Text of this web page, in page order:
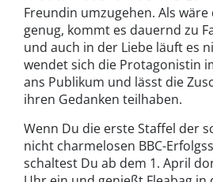
Freundin umzugehen. Als
genug, kommt es dauernd zu
und auch in der Liebe läuft es
wendet sich die Protagonistin
ans Publikum und lässt die
ihren Gedanken teilhaben.
Wenn Du die erste Staffel der
nicht charmelosen BBC-
schaltest Du ab dem 1. April